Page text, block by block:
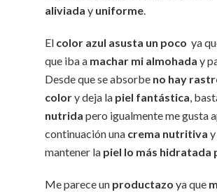
aliviada y uniforme.
El color azul asusta un poco ya
que iba a machar mi almohada y
Desde que se absorbe no hay
colory deja la piel fantástica,
nutrida pero igualmente me gusta
continuación una crema nutritiva
mantener la piel lo más hidratada
Me parece un productazo ya que